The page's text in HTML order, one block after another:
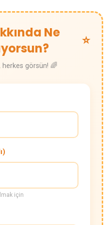
Ne
⭐
görsün! 🌈
için